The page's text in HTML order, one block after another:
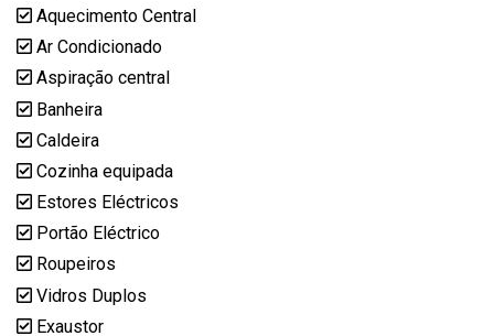
Aquecimento Central
Ar Condicionado
Aspiração central
Banheira
Caldeira
Cozinha equipada
Estores Eléctricos
Portão Eléctrico
Roupeiros
Vidros Duplos
Exaustor